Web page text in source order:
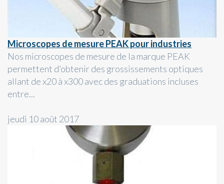
Microscopes de mesure PEAK pour industries
Nos microscopes de mesure de la marque PEAK
permettent d’obtenir des grossissements optiques
allant de x20 à x300 avec des graduations incluses
entre...
jeudi 10 août 2017